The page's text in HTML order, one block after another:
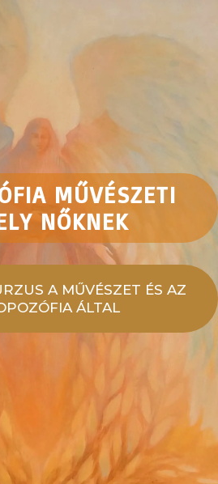
MŰVÉSZETI
NŐKNEK
A MŰVÉSZET ÉS AZ
ÁLTAL